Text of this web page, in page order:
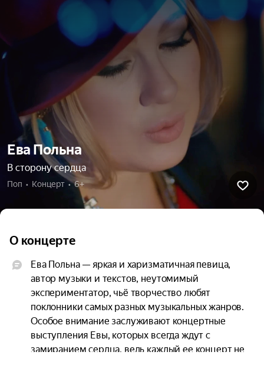
Ева Польна
В сторону сердца
Поп  •  Концерт  •  6+
О концерте
Ева Польна — яркая и харизматичная певица,
автор музыки и текстов, неутомимый
экспериментатор, чьё творчество любят
поклонники самых разных музыкальных жанров.
Особое внимание заслуживают концертные
выступления Евы, которых всегда ждут с
замиранием сердца, ведь каждый ее концерт не